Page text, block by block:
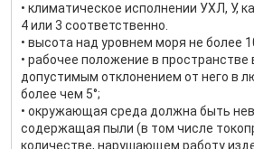
• климатическое исполнении УХЛ, У,
4 или 3 соответственно.
• высота над уровнем моря не более
• рабочее положение в пространстве
допустимым отклонением от него в
более чем 5°;
• окружающая среда должна быть
содержащая пыли (в том числе
количестве, нарушающем работу